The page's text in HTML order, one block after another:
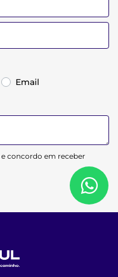
Email
e concordo em receber